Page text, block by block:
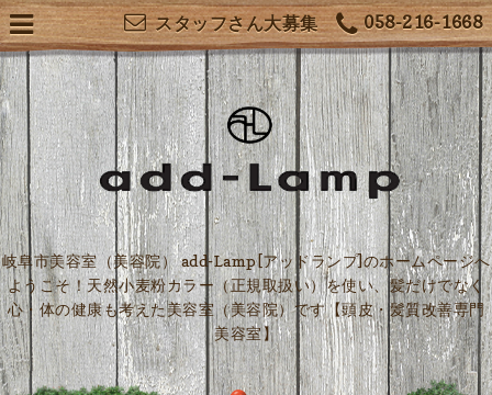
058-216-1668
スタッフさん大募集
岐阜市美容室（美容院） add-Lamp[アッドランプ]のホームページへ
ようこそ！天然小麦粉カラー（正規取扱い）を使い、髪だけでなく
心・体の健康も考えた美容室（美容院）です【頭皮・髪質改善専門
美容室】